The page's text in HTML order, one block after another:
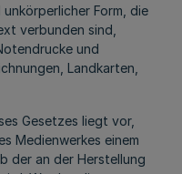
Form, die
verbunden sind,
und
Landkarten,
Gesetzes liegt vor,
Medienwerkes einem
der an der Herstellung